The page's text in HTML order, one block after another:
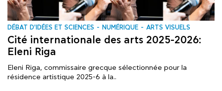
DÉBAT D'IDÉES ET SCIENCES NUMÉRIQUE ARTS VISUELS
Cité internationale des arts 2025-2026:
Eleni Riga
Eleni Riga, commissaire grecque sélectionnée pour la
résidence artistique 2025-6 à la..